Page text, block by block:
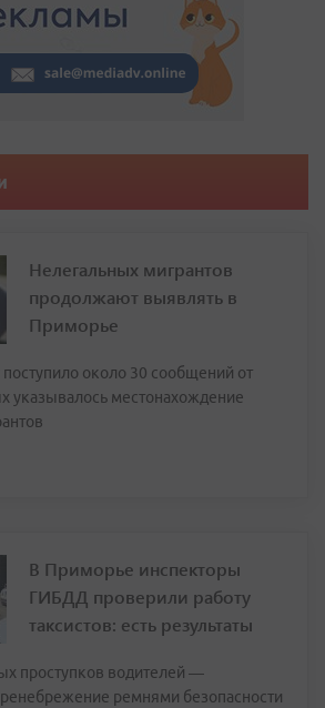
Нелегальных мигрантов
продолжают выявлять в
Приморье
около 30 сообщений от
указывалось местонахождение
В Приморье инспекторы
ГИБДД проверили работу
таксистов: есть результаты
проступков водителей —
ремнями безопасности